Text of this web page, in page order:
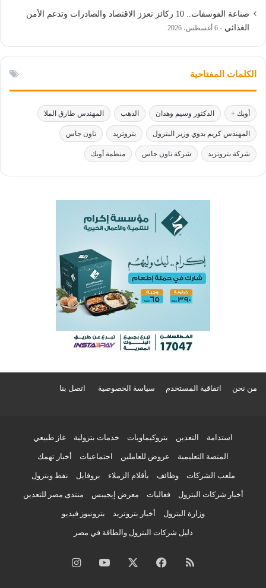
صناعة الفوسفات.. 10 ركائز تعزز الاقتصاد والصادرات وتدعم الأمن
الغذائي
6 أغسطس، 2026
الكلمات المفتاحية
أوبك + الدكتور وسيم وهدان الذهب المهندس طارق الملا
المهندس كريم بدوي وزير البترول بتروتريد تاون جاس
شركة بتروتريد شركة تاون جاس منظمة أوبك
من نحن اتفاقية المستخدم سياسة الخصوصية اتصل بنا
استدامة التعدين بتروكيماويات خدمات بترولية غاز طبيعي
المنصة التعليمية عروض للعاملين اجتماعيات أخبار تهمك
ملعب الشركات وظائف بأقلام الزملاء بروفايل نفط وبترول
أخبار شركات البترول فعاليات معرض إيجيبس منتدى مصر للتعدين
وزارة البترول أخبار بتروتريد بترونيوز فيديو
دليل شركات البترول والطاقة في مصر
ملخصفيسبوك ‫YouTubeانستقرام